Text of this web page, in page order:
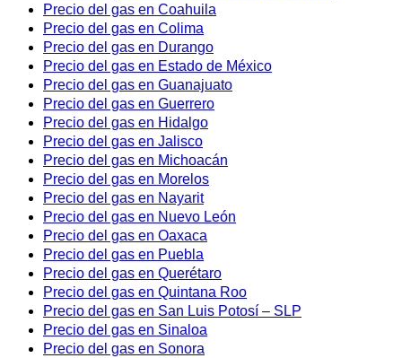
Precio del gas en Coahuila
Precio del gas en Colima
Precio del gas en Durango
Precio del gas en Estado de México
Precio del gas en Guanajuato
Precio del gas en Guerrero
Precio del gas en Hidalgo
Precio del gas en Jalisco
Precio del gas en Michoacán
Precio del gas en Morelos
Precio del gas en Nayarit
Precio del gas en Nuevo León
Precio del gas en Oaxaca
Precio del gas en Puebla
Precio del gas en Querétaro
Precio del gas en Quintana Roo
Precio del gas en San Luis Potosí – SLP
Precio del gas en Sinaloa
Precio del gas en Sonora